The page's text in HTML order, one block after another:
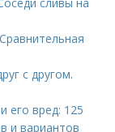
с другом.
его вред: 125
и вариантов